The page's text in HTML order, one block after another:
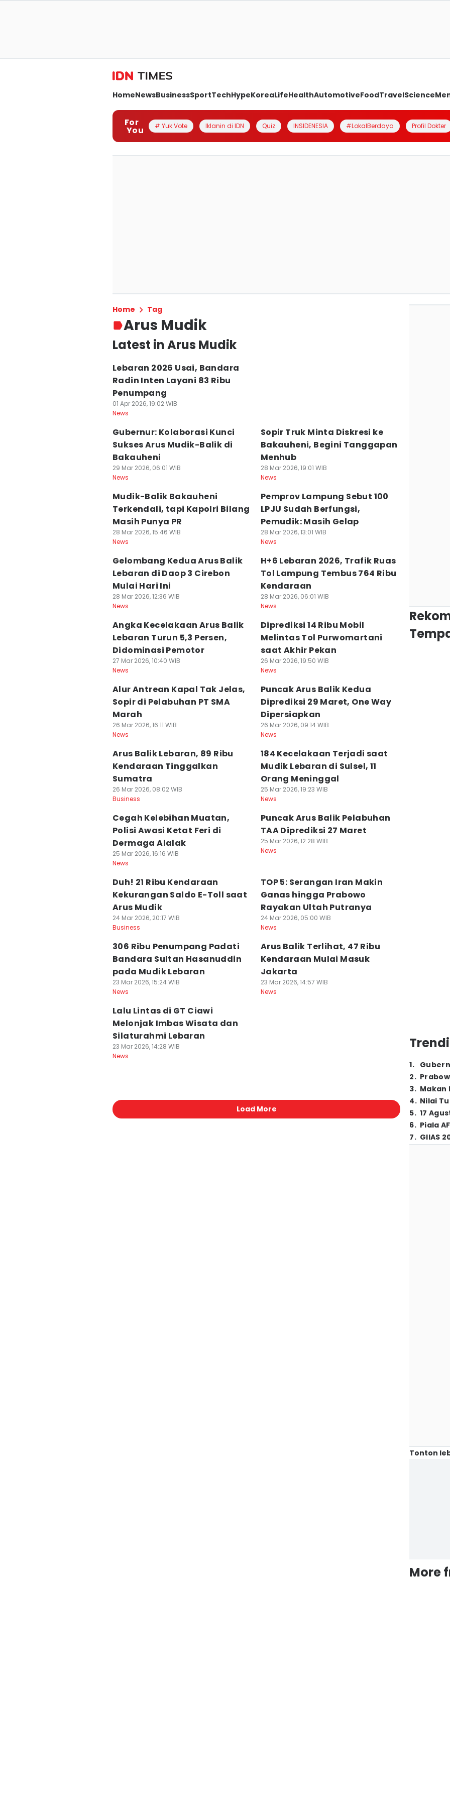
HomeNewsBusinessSportTechHypeKoreaLifeHealthAutomotiveFoodTravelScience
For
You # Yuk Vote Iklanin di IDN Quiz INSIDENESIA #LokalBerdaya Profil Dokter
Home Tag
Arus Mudik
Latest in Arus Mudik
Lebaran 2026 Usai, Bandara
Radin Inten Layani 83 Ribu
Penumpang
01 Apr 2026, 19:02 WIB
News
Gubernur: Kolaborasi Kunci
Sukses Arus Mudik-Balik di
Bakauheni
29 Mar 2026, 06:01 WIB
News
Sopir Truk Minta Diskresi ke
Bakauheni, Begini Tanggapan
Menhub
28 Mar 2026, 19:01 WIB
News
Mudik-Balik Bakauheni
Terkendali, tapi Kapolri Bilang
Masih Punya PR
28 Mar 2026, 15:46 WIB
News
Pemprov Lampung Sebut 100
LPJU Sudah Berfungsi,
Pemudik: Masih Gelap
28 Mar 2026, 13:01 WIB
News
Gelombang Kedua Arus Balik
Lebaran di Daop 3 Cirebon
Mulai Hari Ini
28 Mar 2026, 12:36 WIB
News
H+6 Lebaran 2026, Trafik Ruas
Tol Lampung Tembus 764 Ribu
Kendaraan
28 Mar 2026, 06:01 WIB
News
Angka Kecelakaan Arus Balik
Lebaran Turun 5,3 Persen,
Didominasi Pemotor
27 Mar 2026, 10:40 WIB
News
Diprediksi 14 Ribu Mobil
Melintas Tol Purwomartani
saat Akhir Pekan
26 Mar 2026, 19:50 WIB
News
Alur Antrean Kapal Tak Jelas,
Sopir di Pelabuhan PT SMA
Marah
26 Mar 2026, 16:11 WIB
News
Puncak Arus Balik Kedua
Diprediksi 29 Maret, One Way
Dipersiapkan
26 Mar 2026, 09:14 WIB
News
Arus Balik Lebaran, 89 Ribu
Kendaraan Tinggalkan
Sumatra
26 Mar 2026, 08:02 WIB
Business
184 Kecelakaan Terjadi saat
Mudik Lebaran di Sulsel, 11
Orang Meninggal
25 Mar 2026, 19:23 WIB
News
Cegah Kelebihan Muatan,
Polisi Awasi Ketat Feri di
Dermaga Alalak
25 Mar 2026, 16:16 WIB
News
Puncak Arus Balik Pelabuhan
TAA Diprediksi 27 Maret
25 Mar 2026, 12:28 WIB
News
Duh! 21 Ribu Kendaraan
Kekurangan Saldo E-Toll saat
Arus Mudik
24 Mar 2026, 20:17 WIB
Business
TOP 5: Serangan Iran Makin
Ganas hingga Prabowo
Rayakan Ultah Putranya
24 Mar 2026, 05:00 WIB
News
306 Ribu Penumpang Padati
Bandara Sultan Hasanuddin
pada Mudik Lebaran
23 Mar 2026, 15:24 WIB
News
Arus Balik Terlihat, 47 Ribu
Kendaraan Mulai Masuk
Jakarta
23 Mar 2026, 14:57 WIB
News
Lalu Lintas di GT Ciawi
Melonjak Imbas Wisata dan
Silaturahmi Lebaran
23 Mar 2026, 14:28 WIB
News
Load More
1.
2.
3. Makan
4. Nilai
5. 17
6. Piala
7. GIIAS
Tonton
More